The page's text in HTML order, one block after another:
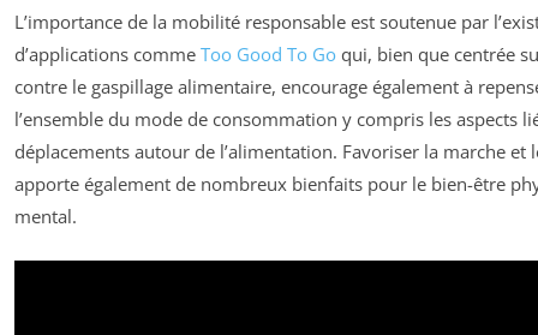
L’importance de la mobilité responsable est soutenue par
d’applications comme Too Good To Go qui, bien que centrée
contre le gaspillage alimentaire, encourage également à
l’ensemble du mode de consommation y compris les aspects
déplacements autour de l’alimentation. Favoriser la marche et
apporte également de nombreux bienfaits pour le bien-être
mental.